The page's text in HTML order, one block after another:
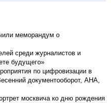
меморандум о
среди журналистов и
будущего»
по цифровизации в
документооборот, АНА,
москвича ко дню рождения